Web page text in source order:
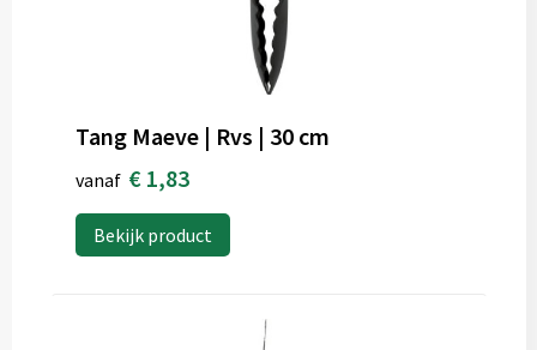
Tang Maeve | Rvs | 30 cm
vanaf € 1,83
Bekijk product